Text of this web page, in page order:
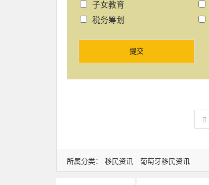
子女教育
税务筹划
提交
所属分类： 移民资讯 葡萄牙移民资讯